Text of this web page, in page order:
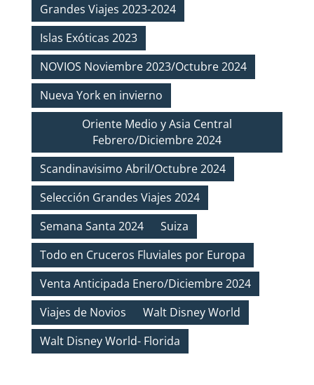
Grandes Viajes 2023-2024
Islas Exóticas 2023
NOVIOS Noviembre 2023/Octubre 2024
Nueva York en invierno
Oriente Medio y Asia Central
Febrero/Diciembre 2024
Scandinavisimo Abril/Octubre 2024
Selección Grandes Viajes 2024
Semana Santa 2024
Suiza
Todo en Cruceros Fluviales por Europa
Venta Anticipada Enero/Diciembre 2024
Viajes de Novios
Walt Disney World
Walt Disney World- Florida